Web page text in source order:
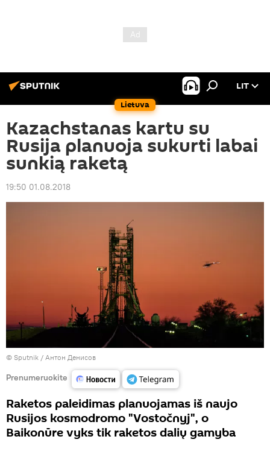
Lietuva
LIT
Kazachstanas kartu su
Rusija planuoja sukurti labai
sunkią raketą
19:50 01.08.2018
© Sputnik / Антон Денисов
Prenumeruokite
Raketos paleidimas planuojamas iš naujo
Rusijos kosmodromo "Vostočnyj", o
Baikonūre vyks tik raketos dalių gamyba